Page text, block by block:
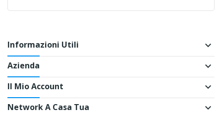
Informazioni Utili keyboard_arrow_down
Azienda keyboard_arrow_down
Il Mio Account keyboard_arrow_down
Network A Casa Tua keyboard_arrow_down